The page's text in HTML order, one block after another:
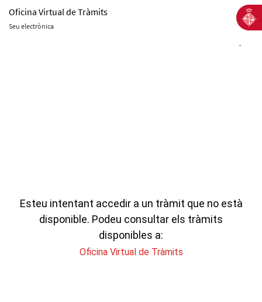
Oficina Virtual de Tràmits
Seu electrònica
-
Esteu intentant accedir a un tràmit que no està
disponible. Podeu consultar els tràmits
disponibles a:
Oficina Virtual de Tràmits